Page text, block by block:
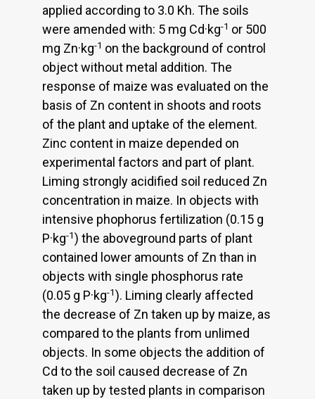
applied according to 3.0 Kh. The soils
were amended with: 5 mg Cd·kg-1 or 500
mg Zn·kg-1 on the background of control
object without metal addition. The
response of maize was evaluated on the
basis of Zn content in shoots and roots
of the plant and uptake of the element.
Zinc content in maize depended on
experimental factors and part of plant.
Liming strongly acidified soil reduced Zn
concentration in maize. In objects with
intensive phophorus fertilization (0.15 g
P·kg-1) the aboveground parts of plant
contained lower amounts of Zn than in
objects with single phosphorus rate
(0.05 g P·kg-1). Liming clearly affected
the decrease of Zn taken up by maize, as
compared to the plants from unlimed
objects. In some objects the addition of
Cd to the soil caused decrease of Zn
taken up by tested plants in comparison